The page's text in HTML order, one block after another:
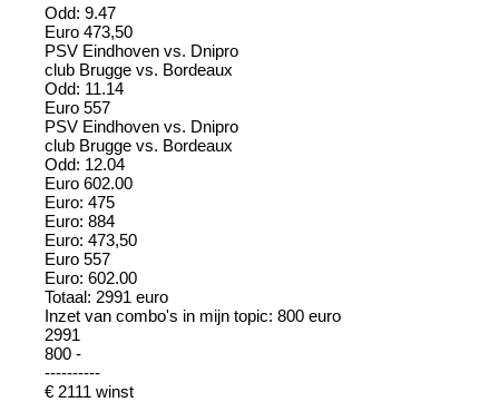
Odd: 9.47
Euro 473,50
PSV Eindhoven vs. Dnipro
club Brugge vs. Bordeaux
Odd: 11.14
Euro 557
PSV Eindhoven vs. Dnipro
club Brugge vs. Bordeaux
Odd: 12.04
Euro 602.00
Euro: 475
Euro: 884
Euro: 473,50
Euro 557
Euro: 602.00
Totaal: 2991 euro
Inzet van combo's in mijn topic: 800 euro
2991
800 -
----------
€ 2111 winst